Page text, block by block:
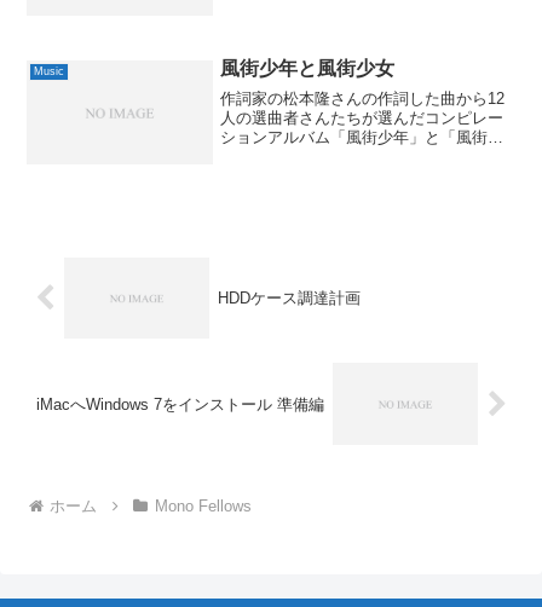
てはみん...
Music 風街少年と風街少女
作詞家の松本隆さんの作詞した曲から12
人の選曲者さんたちが選んだコンピレー
ションアルバム「風街少年」と「風街少
HDDケース調達計画
iMacへWindows 7をインストール 準備編
ホーム Mono Fellows